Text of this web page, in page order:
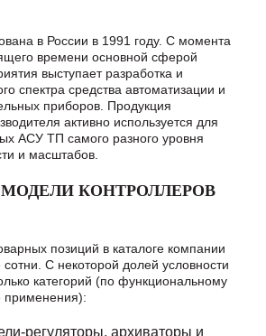
в России в 1991 году. С момента
времени основной сферой
выступает разработка и
спектра средства автоматизации и
приборов. Продукция
активно используется для
АСУ ТП самого разного уровня
и масштабов.
КОНТРОЛЛЕРОВ
позиций в каталоге компании
С некоторой долей условности
категорий (по функциональному
применения):
регуляторы, архиваторы и